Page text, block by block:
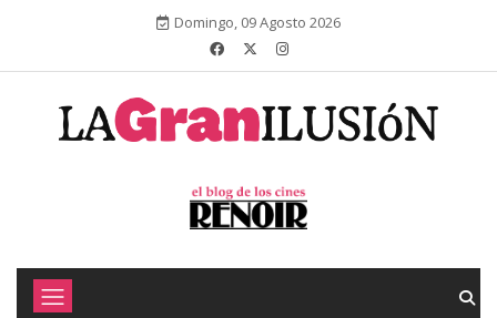
Domingo, 09 Agosto 2026